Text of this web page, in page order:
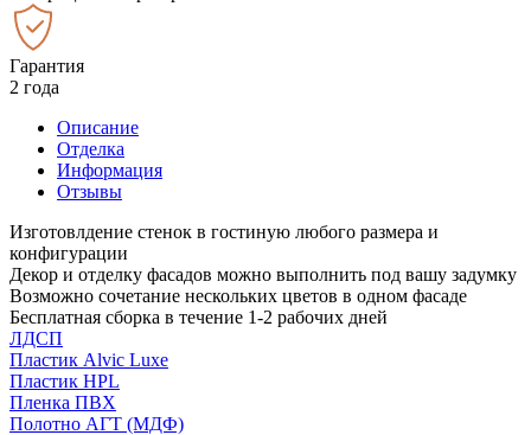
Гарантия
2 года
Описание
Отделка
Информация
Отзывы
Изготовлдение стенок в гостиную любого размера и
конфигурации
Декор и отделку фасадов можно выполнить под вашу задумку
Возможно сочетание нескольких цветов в одном фасаде
Бесплатная сборка в течение 1-2 рабочих дней
ЛДСП
Пластик Alvic Luxe
Пластик HPL
Пленка ПВХ
Полотно АГТ (МДФ)